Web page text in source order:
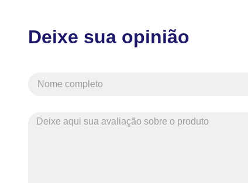
Deixe sua opinião